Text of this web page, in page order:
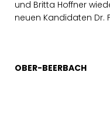
und Britta Hoffner
neuen Kandidaten Dr.
OBER-BEERBACH